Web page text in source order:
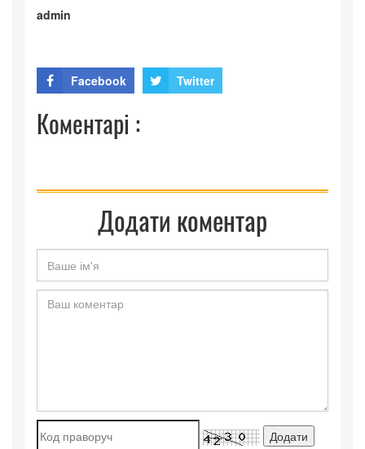
admin
Facebook Twitter
Коментарі :
Додати коментар